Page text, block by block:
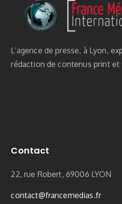
L’agence de presse, à Lyon,
rédaction de contenus print et
Contact
22, rue Robert, 69006 LYON
contact@francemedias.fr